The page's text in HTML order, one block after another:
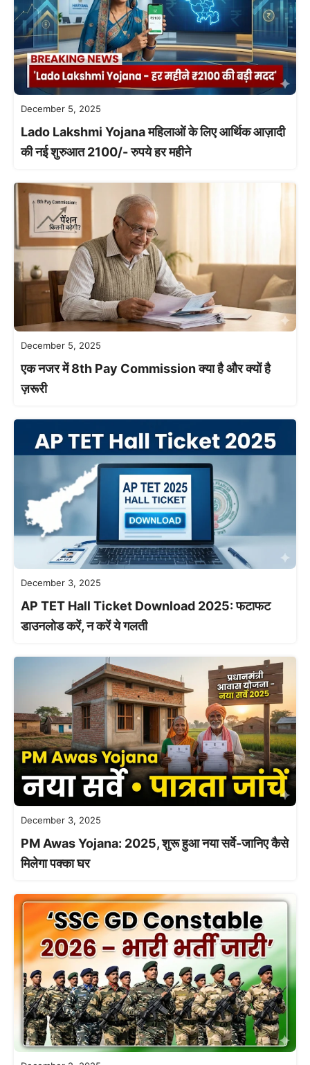
December 5, 2025
Lado Lakshmi Yojana महिलाओं के लिए आर्थिक आज़ादी
की नई शुरुआत 2100/- रुपये हर महीने
December 5, 2025
एक नजर में 8th Pay Commission क्या है और क्यों है
ज़रूरी
December 3, 2025
AP TET Hall Ticket Download 2025: फटाफट
डाउनलोड करें, न करें ये गलती
December 3, 2025
PM Awas Yojana: 2025, शुरू हुआ नया सर्वे-जानिए कैसे
मिलेगा पक्का घर